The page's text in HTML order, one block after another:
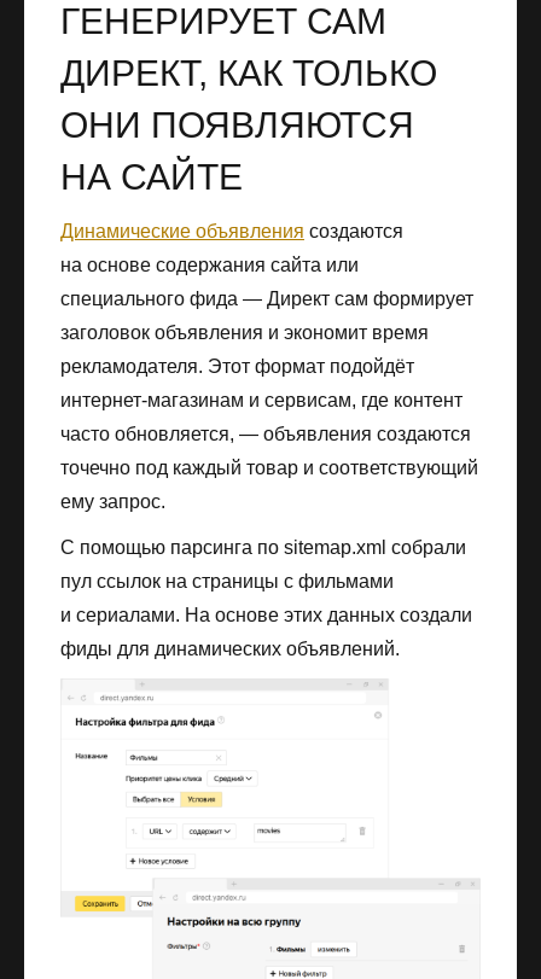
ГЕНЕРИРУЕТ САМ
ДИРЕКТ, КАК ТОЛЬКО
ОНИ ПОЯВЛЯЮТСЯ
НА САЙТЕ
Динамические объявления создаются
на основе содержания сайта или
специального фида — Директ сам формирует
заголовок объявления и экономит время
рекламодателя. Этот формат подойдёт
интернет-магазинам и сервисам, где контент
часто обновляется, — объявления создаются
точечно под каждый товар и соответствующий
ему запрос.
С помощью парсинга по sitemap.xml собрали
пул ссылок на страницы с фильмами
и сериалами. На основе этих данных создали
фиды для динамических объявлений.